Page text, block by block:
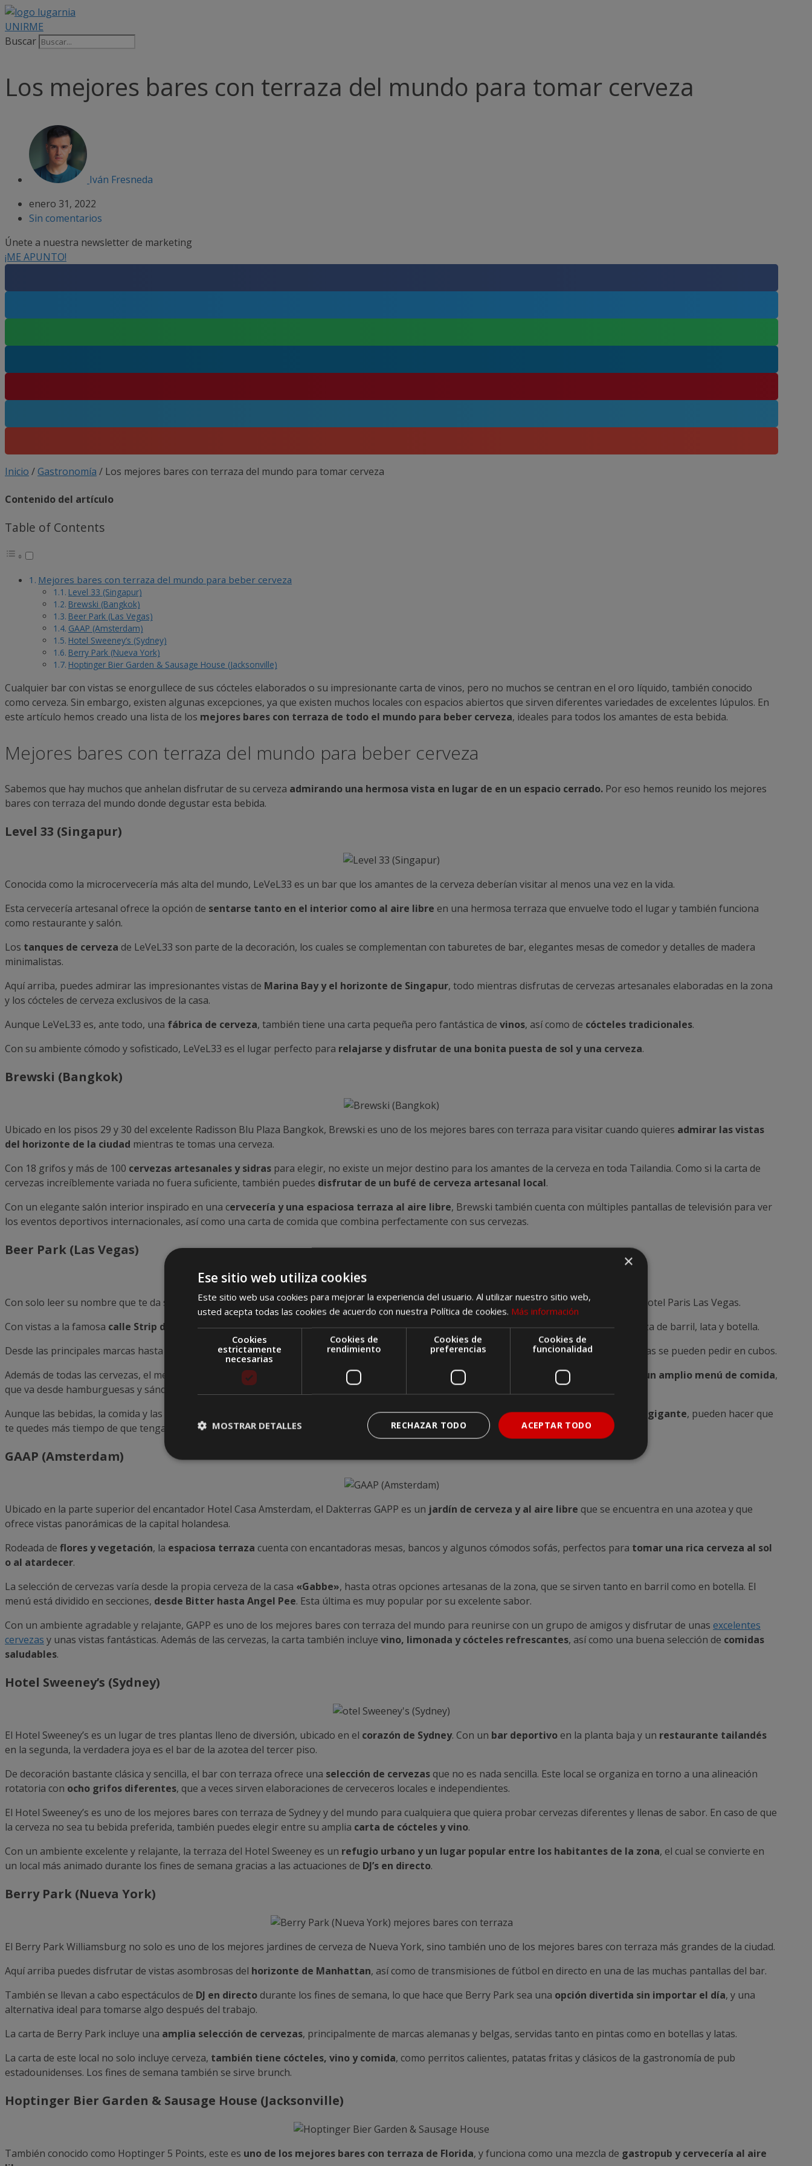
Saltar
al
contenido
UNIRME
Buscar
Los mejores bares con terraza del mundo para tomar cerveza
Iván Fresneda
enero 31, 2022
Sin comentarios
Únete a nuestra newsletter de marketing
¡ME APUNTO!
Inicio /Gastronomía / Los mejores bares con terraza del mundo para tomar cerveza
Contenido del artículo
Table of Contents
Mejores bares con terraza del mundo para beber cerveza
Level 33 (Singapur)
Brewski (Bangkok)
Beer Park (Las Vegas)
GAAP (Amsterdam)
Hotel Sweeney’s (Sydney)
Berry Park (Nueva York)
Hoptinger Bier Garden & Sausage House (Jacksonville)
Cualquier bar con vistas se enorgullece de sus cócteles elaborados o su impresionante carta de vinos, pero no muchos se centran en el oro líquido, también conocido
como cerveza. Sin embargo, existen algunas excepciones, ya que existen muchos locales con espacios abiertos que sirven diferentes variedades de excelentes lúpulos. En
este artículo hemos creado una lista de los mejores bares con terraza de todo el mundo para beber cerveza, ideales para todos los amantes de esta bebida.
Mejores bares con terraza del mundo para beber cerveza
Sabemos que hay muchos que anhelan disfrutar de su cerveza admirando una hermosa vista en lugar de en un espacio cerrado. Por eso hemos reunido los mejores
bares con terraza del mundo donde degustar esta bebida.
Level 33 (Singapur)
Conocida como la microcervecería más alta del mundo, LeVeL33 es un bar que los amantes de la cerveza deberían visitar al menos una vez en la vida.
Esta cervecería artesanal ofrece la opción de sentarse tanto en el interior como al aire libre en una hermosa terraza que envuelve todo el lugar y también funciona
como restaurante y salón.
Los tanques de cerveza de LeVeL33 son parte de la decoración, los cuales se complementan con taburetes de bar, elegantes mesas de comedor y detalles de madera
minimalistas.
Aquí arriba, puedes admirar las impresionantes vistas de Marina Bay y el horizonte de Singapur, todo mientras disfrutas de cervezas artesanales elaboradas en la zona
y los cócteles de cerveza exclusivos de la casa.
Aunque LeVeL33 es, ante todo, una fábrica de cerveza, también tiene una carta pequeña pero fantástica de vinos, así como de cócteles tradicionales.
Con su ambiente cómodo y sofisticado, LeVeL33 es el lugar perfecto para relajarse y disfrutar de una bonita puesta de sol y una cerveza.
Brewski (Bangkok)
Ubicado en los pisos 29 y 30 del excelente Radisson Blu Plaza Bangkok, Brewski es uno de los mejores bares con terraza para visitar cuando quieres admirar las vistas
del horizonte de la ciudad mientras te tomas una cerveza.
Con 18 grifos y más de 100 cervezas artesanales y sidras para elegir, no existe un mejor destino para los amantes de la cerveza en toda Tailandia. Como si la carta de
cervezas increíblemente variada no fuera suficiente, también puedes disfrutar de un bufé de cerveza artesanal local.
Con un elegante salón interior inspirado en una cervecería y una espaciosa terraza al aire libre, Brewski también cuenta con múltiples pantallas de televisión para ver
los eventos deportivos internacionales, así como una carta de comida que combina perfectamente con sus cervezas.
Beer Park (Las Vegas)
Con solo leer su nombre que te da sed. Beer Park está ubicado una azotea de3048 metros cuadradoscon césped artificial, ubicada sobre el hotel Paris Las Vegas.
Con vistas a la famosa calle Strip de Las Vegas y las fuentes del Bellagio, en este local puedes disfrutar de más de 100 variedades de cerveza de barril, lata y botella.
Desde las principales marcas hasta las favoritas de laartesanía local y regional, los barriles sirven medias pintas, pintas o jarras, y las botellas se pueden pedir en cubos.
Además de todas las cervezas, el menú de Beer Park también incluye
cócteles de cerveza artesanal, cócteles exclusivos, vinos de barril y un amplio menú de comida,
que va desde hamburguesas y sándwiches hasta entrantes de barbacoa, servidos al estilo picnic y destinados a ser compartidos.
Aunque las bebidas, la comida y las vistas deberían ser motivo suficiente para visitar Beer Park, los juegos divertidos como elbillar y el Jenga gigante, pueden hacer que
te quedes más tiempo de que tengas planeado.
GAAP (Amsterdam)
Ubicado en la parte superior del encantador Hotel Casa Amsterdam, el Dakterras GAPP es un jardín de cerveza y al aire libre que se encuentra en una azotea y que
ofrece vistas panorámicas de la capital holandesa.
Rodeada de flores y vegetación, la espaciosa terraza cuenta con encantadoras mesas, bancos y algunos cómodos sofás, perfectos para tomar una rica cerveza al sol
o al atardecer.
La selección de cervezas varía desde la propia cerveza de la casa «Gabbe», hasta otras opciones artesanas de la zona, que se sirven tanto en barril como en botella. El
menú está dividido en secciones, desde Bitter hasta Angel Pee. Esta última es muy popular por su excelente sabor.
Con un ambiente agradable y relajante, GAPP es uno de los mejores bares con terraza del mundo para reunirse con un grupo de amigos y disfrutar de unas excelentes
cervezas y unas vistas fantásticas. Además de las cervezas, la carta también incluye vino, limonada y cócteles refrescantes, así como una buena selección de comidas
saludables.
Hotel Sweeney’s (Sydney)
El Hotel Sweeney’s es un lugar de tres plantas lleno de diversión, ubicado en el corazón de Sydney. Con un bar deportivo en la planta baja y un restaurante tailandés
en la segunda, la verdadera joya es el bar de la azotea del tercer piso.
De decoración bastante clásica y sencilla, el bar con terraza ofrece una selección de cervezas que no es nada sencilla. Este local se organiza en torno a una alineación
rotatoria con ocho grifos diferentes, que a veces sirven elaboraciones de cerveceros locales e independientes.
El Hotel Sweeney’s es uno de los mejores bares con terraza de Sydney y del mundo para cualquiera que quiera probar cervezas diferentes y llenas de sabor. En caso de que
la cerveza no sea tu bebida preferida, también puedes elegir entre su amplia carta de cócteles y vino.
Con un ambiente excelente y relajante, la terraza del Hotel Sweeney es un refugio urbano y un lugar popular entre los habitantes de la zona, el cual se convierte en
un local más animado durante los fines de semana gracias a las actuaciones de DJ’s en directo.
Berry Park (Nueva York)
El Berry Park Williamsburg no solo es uno de los mejores jardines de cerveza de Nueva York, sino también uno de los mejores bares con terraza más grandes de la ciudad.
Aquí arriba puedes disfrutar de vistas asombrosas del horizonte de Manhattan, así como de transmisiones de fútbol en directo en una de las muchas pantallas del bar.
También se llevan a cabo espectáculos de DJ en directo durante los fines de semana, lo que hace que Berry Park sea una opción divertida sin importar el día, y una
alternativa ideal para tomarse algo después del trabajo.
La carta de Berry Park incluye una amplia selección de cervezas, principalmente de marcas alemanas y belgas, servidas tanto en pintas como en botellas y latas.
La carta de este local no solo incluye cerveza, también tiene cócteles, vino y comida, como perritos calientes, patatas fritas y clásicos de la gastronomía de pub
estadounidenses. Los fines de semana también se sirve brunch.
Hoptinger Bier Garden & Sausage House (Jacksonville)
También conocido como Hoptinger 5 Points, este es uno de los mejores bares con terraza de Florida, y funciona como una mezcla de gastropub y cervecería al aire
×
Ese sitio web utiliza cookies
Este sitio web usa cookies para mejorar la experiencia del usuario. Al utilizar nuestro sitio web,
usted acepta todas las cookies de acuerdo con nuestra Política de cookies. Más información
Cookies
estrictamente
necesarias
Cookies de
rendimiento
Cookies de
preferencias
Cookies de
funcionalidad
ACEPTAR TODO
RECHAZAR TODO
MOSTRAR DETALLES